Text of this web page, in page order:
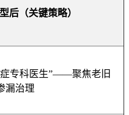
后（关键策略）
专科医生”——聚焦老旧
漏治理